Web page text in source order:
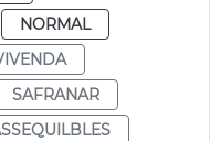
NORMAL
SAFRANAR